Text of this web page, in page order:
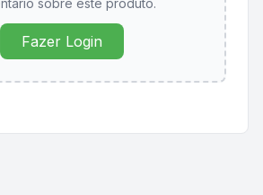
sobre este produto.
Fazer Login